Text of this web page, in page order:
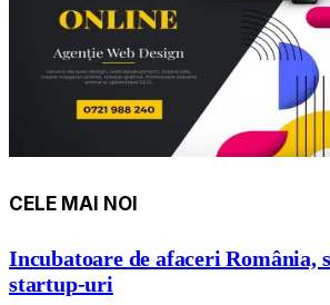
CELE MAI NOI
Incubatoare de afaceri România,
startup-uri